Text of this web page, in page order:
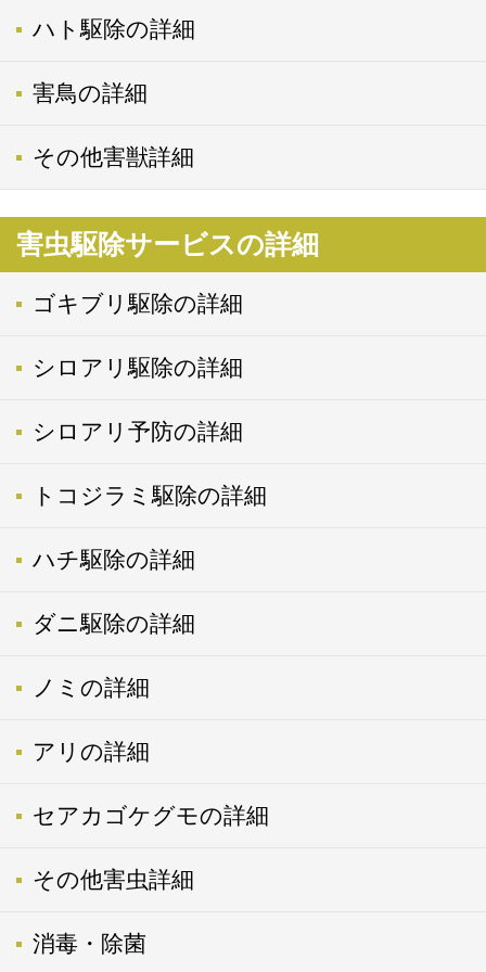
ハト駆除の詳細
害鳥の詳細
その他害獣詳細
害虫駆除サービスの詳細
ゴキブリ駆除の詳細
シロアリ駆除の詳細
シロアリ予防の詳細
トコジラミ駆除の詳細
ハチ駆除の詳細
ダニ駆除の詳細
ノミの詳細
アリの詳細
セアカゴケグモの詳細
その他害虫詳細
消毒・除菌